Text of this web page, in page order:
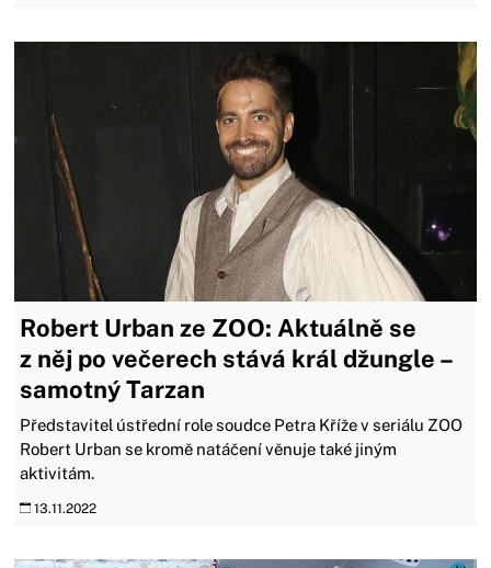
Robert Urban ze ZOO: Aktuálně se
z něj po večerech stává král džungle –
samotný Tarzan
Představitel ústřední role soudce Petra Kříže v seriálu ZOO
Robert Urban se kromě natáčení věnuje také jiným
aktivitám.
13.11.2022